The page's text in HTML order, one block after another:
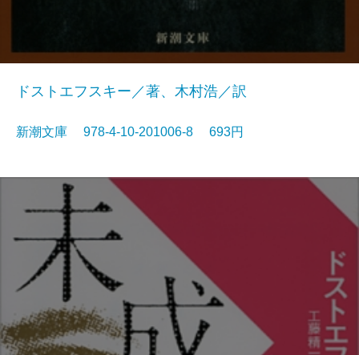
ドストエフスキー／著、木村浩／訳
新潮文庫 978-4-10-201006-8 693円